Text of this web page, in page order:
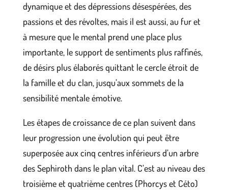
dynamique et des dépressions désespérées, des
passions et des révoltes, mais il est aussi, au fur et
à mesure que le mental prend une place plus
importante, le support de sentiments plus raffinés,
de désirs plus élaborés quittant le cercle étroit de
la famille et du clan, jusqu’aux sommets de la
sensibilité mentale émotive.
Les étapes de croissance de ce plan suivent dans
leur progression une évolution qui peut être
superposée aux cinq centres inférieurs d’un arbre
des Sephiroth dans le plan vital. C’est au niveau des
troisième et quatrième centres (Phorcys et Céto)